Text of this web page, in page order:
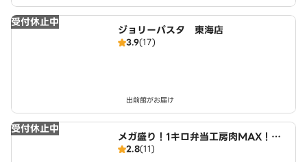
受付休止中
ジョリーパスタ 東海店
3.9(17)
出前館がお届け
受付休止中
メガ盛り！1キロ弁当工房肉MAX！大
盛りからあげお弁当 名和町店
2.8(11)